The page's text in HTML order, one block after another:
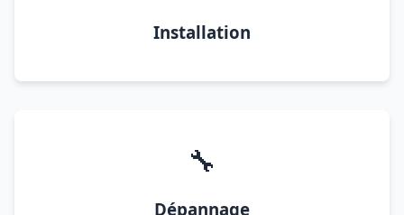
Installation
🔧
Dépannage